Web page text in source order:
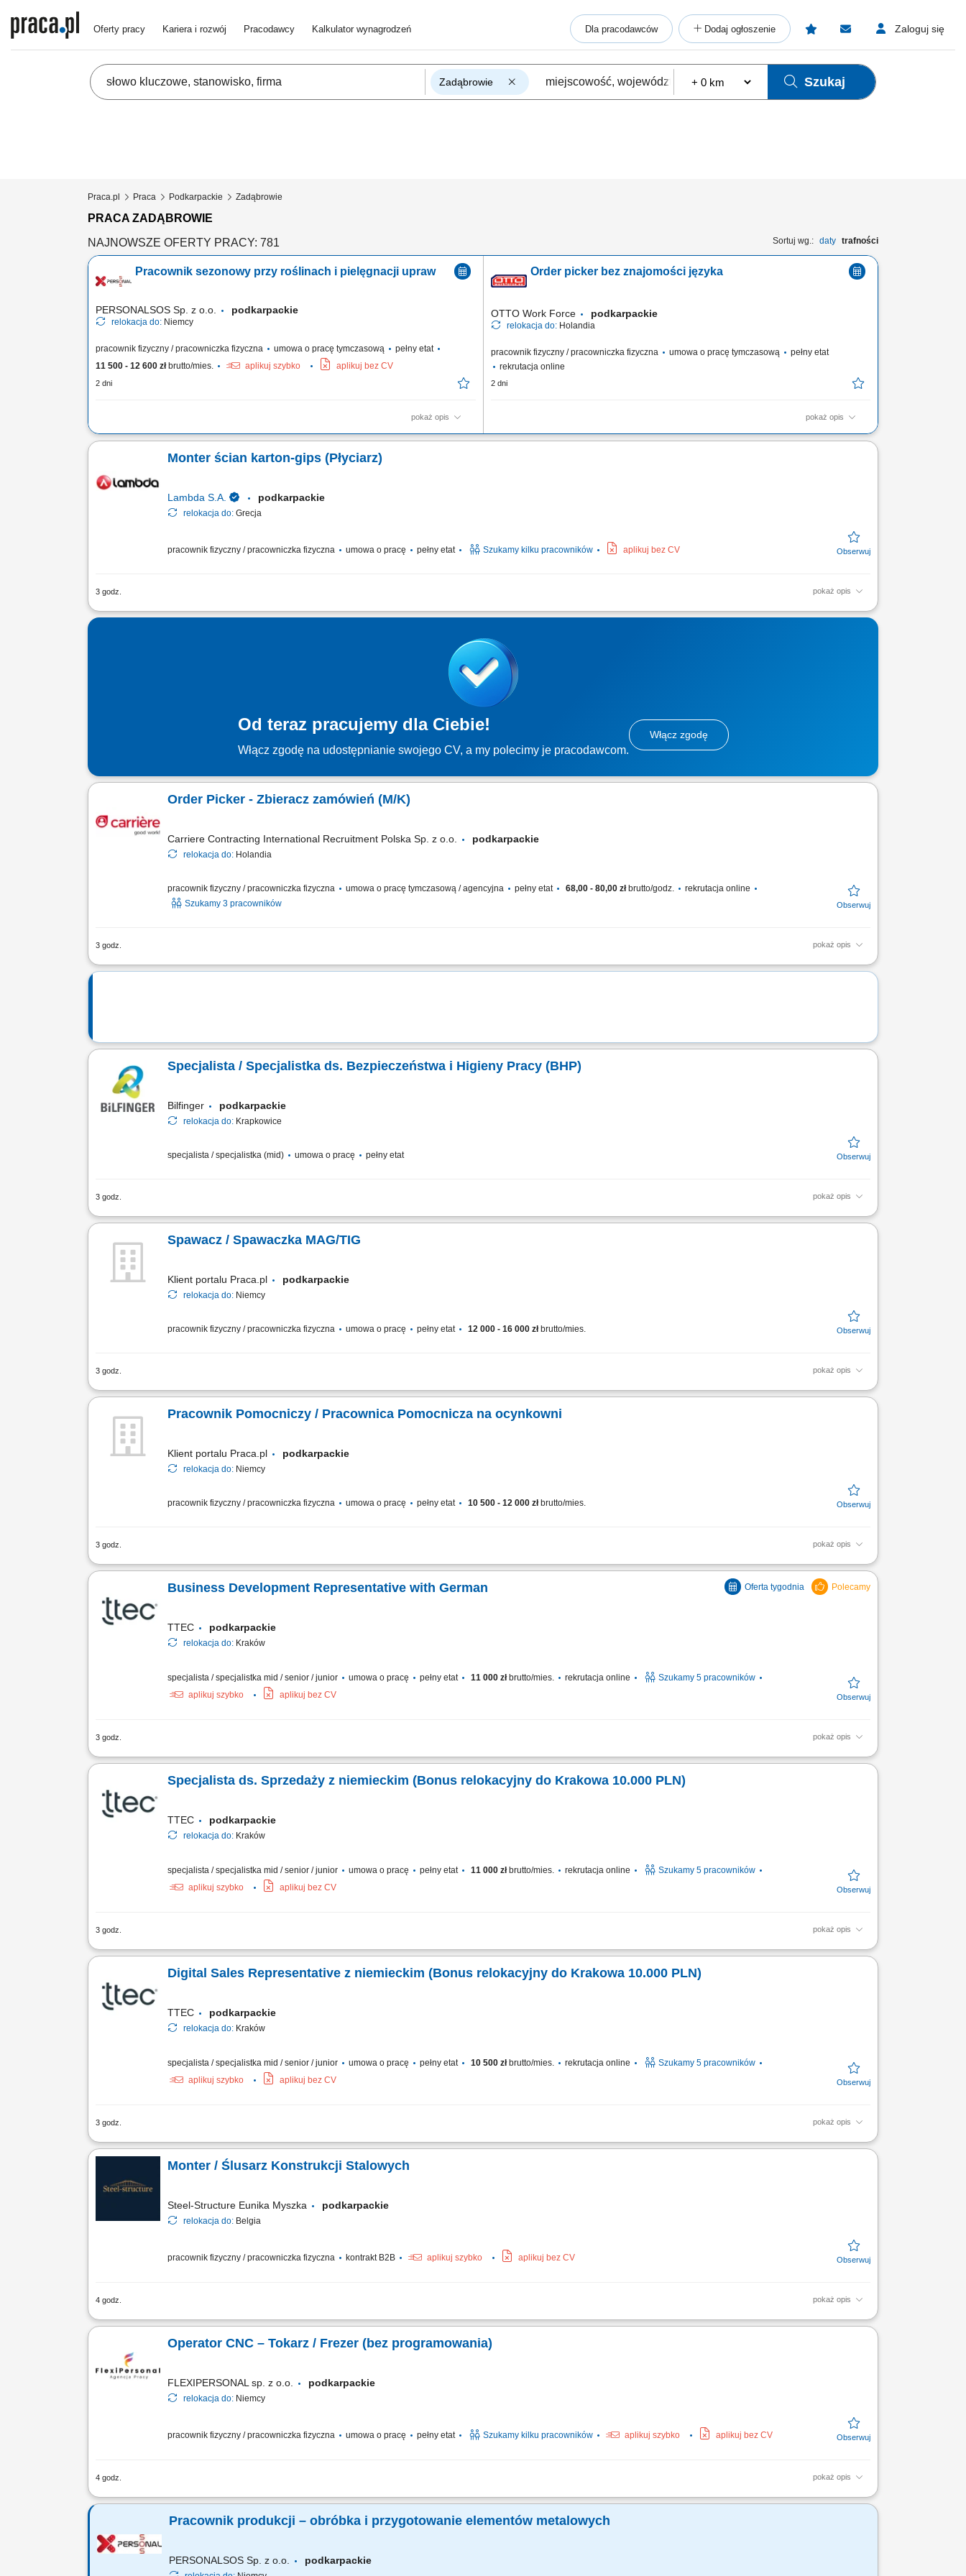
Oferty pracy Kariera i rozwój Pracodawcy Kalkulator wynagrodzeń Dla pracodawców Dodaj ogłoszenie Zaloguj się
Zadąbrowie Szukaj
Praca.pl Praca Podkarpackie Zadąbrowie
PRACA ZADĄBROWIE
Sortuj wg.: daty trafności
NAJNOWSZE OFERTY PRACY: 781
Pracownik sezonowy przy roślinach i pielęgnacji upraw
PERSONALSOS Sp. z o.o. podkarpackie
relokacja do: Niemcy
pracownik fizyczny / pracowniczka fizyczna umowa o pracę tymczasową
pełny etat
11 500 - 12 600 złbrutto/mies. aplikuj szybko aplikuj bez CV
2 dni
pokaż opis
Zadania: usuwanie chwastów na terenach uprawnych, sadzenie oraz przygotowywanie roślin,
czystości, wsparcie przy pakowaniu i przygotowywaniu palet.
Order picker bez znajomości języka
OTTO Work Force podkarpackie
relokacja do: Holandia
pracownik fizyczny / pracowniczka fizyczna umowa o pracę tymczasową
pełny etat
rekrutacja online
2 dni
pokaż opis
Twoje codzienne zadania Kompletujesz i przygotowujesz zamówienia supermarketowe.
Monter ścian karton-gips (Płyciarz)
Lambda S.A. podkarpackie
relokacja do: Grecja
pracownik fizyczny / pracowniczka fizyczna umowa o pracę pełny etat Szukamy kilku pracowników aplikuj bez CV
3 godz. pokaż opis
Twój zakres obowiązków: Montaż ścian, sufitów oraz innych zabudów z płyt gipsowo-kartonowych; Wykonywanie konstrukcji pod systemy suchej zabudowy;
Od teraz pracujemy dla Ciebie!
Włącz zgodę na udostępnianie swojego CV, a my polecimy je pracodawcom.
Włącz zgodę
Order Picker - Zbieracz zamówień (M/K)
Carriere Contracting International Recruitment Polska Sp. z o.o. podkarpackie
relokacja do: Holandia
pracownik fizyczny / pracowniczka fizyczna umowa o pracę tymczasową / agencyjna pełny etat 68,00 - 80,00 złbrutto/godz.
rekrutacja online
Szukamy 3 pracowników
3 godz. pokaż opis
Chcesz zacząć pracę za granicą i szukasz stabilnego zatrudnienia w renomowanej firmie? Dołącz do zespołu magazynowego i zyskaj konkurencyjne wynagrodzenie,
Specjalista / Specjalistka ds. Bezpieczeństwa i Higieny Pracy (BHP)
Bilfinger podkarpackie
relokacja do: Krapkowice
specjalista / specjalistka (mid) umowa o pracę pełny etat
3 godz. pokaż opis
Opis stanowiska Kompleksowa obsługa obszaru BHP na projektach budowlanych; Monitorowanie przestrzegania przepisów i standardów bezpieczeństwa pracy na
Spawacz / Spawaczka MAG/TIG
Klient portalu Praca.pl podkarpackie
relokacja do: Niemcy
pracownik fizyczny / pracowniczka fizyczna umowa o pracę pełny etat 12 000 - 16 000 złbrutto/mies.
3 godz. pokaż opis
wykonywanie prac spawalniczych metodą MAG (135) oraz TIG/WIG (141), przygotowywanie elementów do spawania zgodnie z dokumentacją techniczną, spawanie
Pracownik Pomocniczy / Pracownica Pomocnicza na ocynkowni
Klient portalu Praca.pl podkarpackie
relokacja do: Niemcy
pracownik fizyczny / pracowniczka fizyczna umowa o pracę pełny etat 10 500 - 12 000 złbrutto/mies.
3 godz. pokaż opis
Zawieszanie oraz ściąganie różnorodnych elementów metalowych przy użyciu drutów montażowych. Wykonywanie drobnych prac ślusarskich, w tym szlifowania oraz
Business Development Representative with German
TTEC podkarpackie
relokacja do: Kraków
specjalista / specjalistka mid / senior / junior umowa o pracę pełny etat 11 000 złbrutto/mies. rekrutacja online
Szukamy 5 pracowników
aplikuj szybko
aplikuj bez CV
3 godz. pokaż opis
Relocate to Krakow with 10.000 PLN bonus! Your potential has a place here with TTEC's award winning employment experience. As a
business. #experienceTTEC Our employees...
Specjalista ds. Sprzedaży z niemieckim (Bonus relokacyjny do Krakowa 10.000 PLN)
TTEC podkarpackie
relokacja do: Kraków
specjalista / specjalistka mid / senior / junior umowa o pracę pełny etat 11 000 złbrutto/mies. rekrutacja online
Szukamy 5 pracowników
aplikuj szybko
aplikuj bez CV
3 godz. pokaż opis
Relocate to Krakow with 10.000 PLN bonus! Your potential has a place here with TTEC's award winning employment experience. As a Digital Sales Representative with
Digital Sales Representative z niemieckim (Bonus relokacyjny do Krakowa 10.000 PLN)
TTEC podkarpackie
relokacja do: Kraków
specjalista / specjalistka mid / senior / junior umowa o pracę pełny etat 10 500 złbrutto/mies. rekrutacja online
Szukamy 5 pracowników
aplikuj szybko
aplikuj bez CV
3 godz. pokaż opis
Relocate to Krakow with 10.000 PLN bonus! Your potential has a place here with TTEC's award winning employment experience. As a Digital Sales Representative with
Monter / Ślusarz Konstrukcji Stalowych
Steel-Structure Eunika Myszka podkarpackie
relokacja do: Belgia
pracownik fizyczny / pracowniczka fizyczna kontrakt B2B aplikuj szybko aplikuj bez CV
4 godz. pokaż opis
Zakres obowiązków montaż elementów konstrukcji stalowych na podstawie rysunku technicznego, składanie i dopasowywanie elementów, wiercenie, cięcie oraz
Operator CNC – Tokarz / Frezer (bez programowania)
FLEXIPERSONAL sp. z o.o. podkarpackie
relokacja do: Niemcy
pracownik fizyczny / pracowniczka fizyczna umowa o pracę pełny etat Szukamy kilku pracowników aplikuj szybko aplikuj bez CV
4 godz. pokaż opis
Twoje obowiązki: Obsługa maszyn CNC Uruchamianie gotowych programów obróbczych - bez programowania Mocowanie i ustawianie detali oraz półfabrykatów w
Pracownik produkcji – obróbka i przygotowanie elementów metalowych
PERSONALSOS Sp. z o.o. podkarpackie